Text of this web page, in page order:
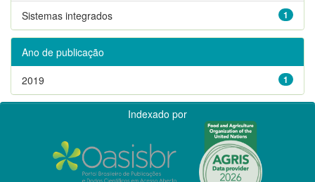
1
Sistemas integrados
Ano de publicação
1
2019
Indexado por